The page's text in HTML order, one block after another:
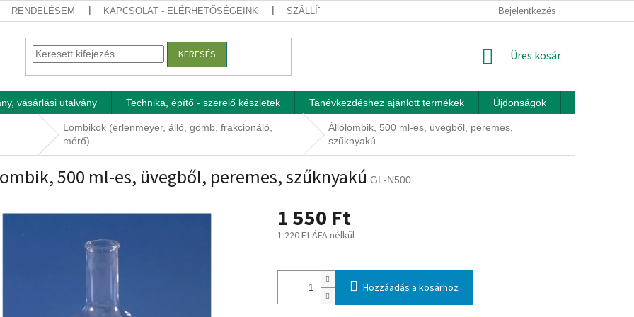
RENDELÉSEM KAPCSOLAT - ELÉRHETŐSÉGEINK SZÁLLÍTÁSI FELTÉTELEK ÜZLETI FELTÉTELEK (ÁSZF)
Bejelentkezés
KERESÉS KOSÁR
Üres kosár
vásárlási utalvány Technika, építő - szerelő készletek Tanévkezdéshez ajánlott termékek Újdonságok
Lombikok (erlenmeyer, álló, gömb, frakcionáló,
mérő)
Állólombik, 500 ml-es, üvegből, peremes,
szűknyakú
500 ml-es, üvegből, peremes, szűknyakú GL-N500
1 550 Ft
1 220 Ft ÁFA nélkül
Hozzáadás a kosárhoz